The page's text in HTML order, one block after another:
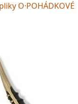
O·POHÁDKOVÉ